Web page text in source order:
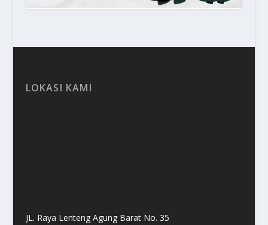
LOKASI KAMI
JL. Raya Lenteng Agung Barat No. 35